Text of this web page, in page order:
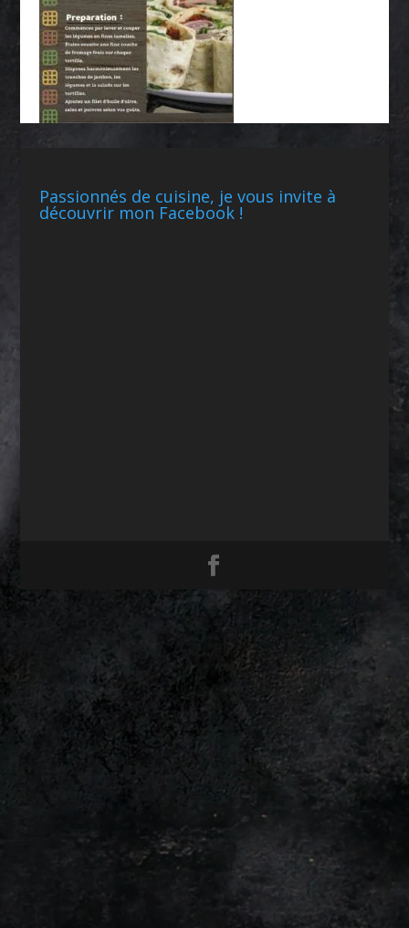
Passionnés de cuisine, je vous invite à
découvrir mon Facebook !